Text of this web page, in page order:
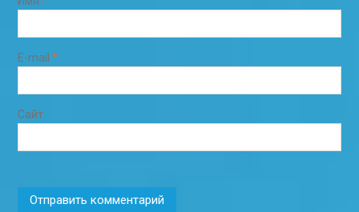
E-mail *
Сайт